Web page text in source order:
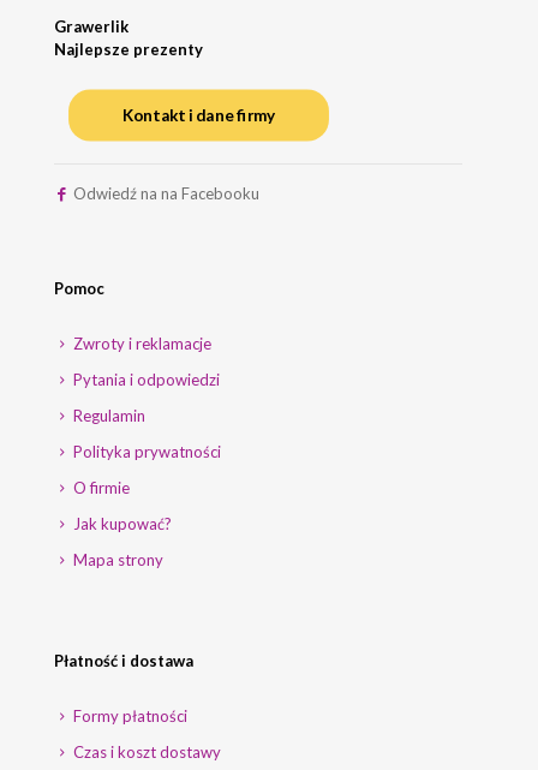
Grawerlik
Najlepsze prezenty
Kontakt i dane firmy
Odwiedź na na Facebooku
Pomoc
Zwroty i reklamacje
Pytania i odpowiedzi
Regulamin
Polityka prywatności
O firmie
Jak kupować?
Mapa strony
Płatność i dostawa
Formy płatności
Czas i koszt dostawy